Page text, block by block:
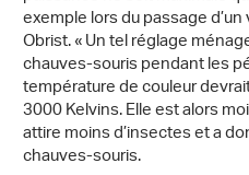
exemple lors du passage
Obrist. « Un tel réglage
chauves-souris pendant les
température de couleur
3000 Kelvins. Elle est alors
attire moins d’insectes et a
chauves-souris.